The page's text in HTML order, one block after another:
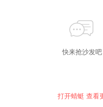
快来抢沙发吧
打开蜻蜓 查看